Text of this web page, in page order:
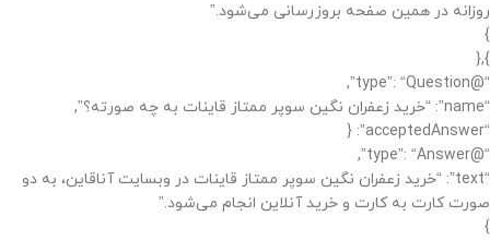
روزانه در همین صفحه بروزرسانی می‌شود.”
}
},{
“@type”: “Question”,
“name”: “خرید زعفران نگین سوپر ممتاز قاینات به چه صورته؟”,
“acceptedAnswer”: {
“@type”: “Answer”,
“text”: “خرید زعفران نگین سوپر ممتاز قاینات در وبسایت آناقاین، به دو
صورت کارت به کارت و خرید آنلاین انجام می‌شود.”
}